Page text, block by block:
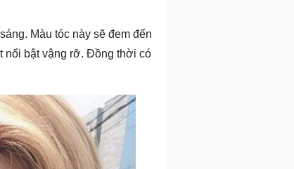
Màu tóc này sẽ đem đến
nổi bật vậng rỡ. Đồng thời có